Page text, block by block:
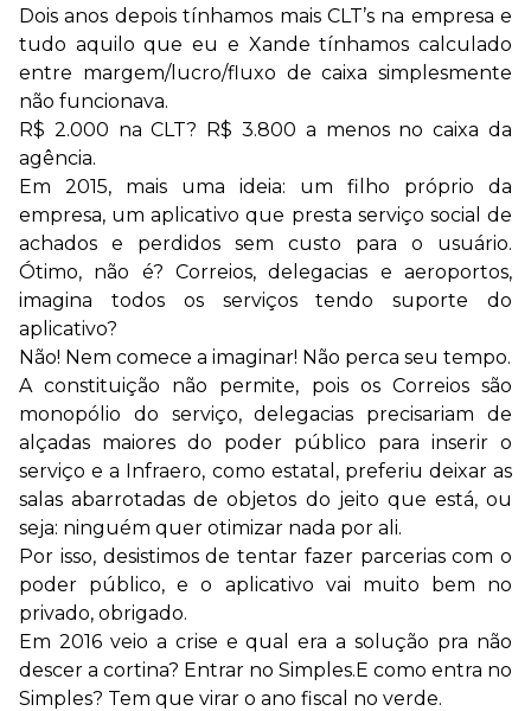
Dois anos depois tínhamos mais CLT’s na empresa e
tudo aquilo que eu e Xande tínhamos calculado
entre margem/lucro/fluxo de caixa simplesmente
não funcionava.
R$ 2.000 na CLT? R$ 3.800 a menos no caixa da
agência.
Em 2015, mais uma ideia: um filho próprio da
empresa, um aplicativo que presta serviço social de
achados e perdidos sem custo para o usuário.
Ótimo, não é? Correios, delegacias e aeroportos,
imagina todos os serviços tendo suporte do
aplicativo?
Não! Nem comece a imaginar! Não perca seu tempo.
A constituição não permite, pois os Correios são
monopólio do serviço, delegacias precisariam de
alçadas maiores do poder público para inserir o
serviço e a Infraero, como estatal, preferiu deixar as
salas abarrotadas de objetos do jeito que está, ou
seja: ninguém quer otimizar nada por ali.
Por isso, desistimos de tentar fazer parcerias com o
poder público, e o aplicativo vai muito bem no
privado, obrigado.
Em 2016 veio a crise e qual era a solução pra não
descer a cortina? Entrar no Simples.E como entra no
Simples? Tem que virar o ano fiscal no verde.